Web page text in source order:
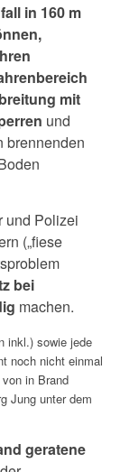
in 160 m
mit
und
brennenden
und Polizei
(„fiese
bei
machen.
inkl.) sowie jede
noch nicht einmal
in Brand
Jung unter dem
geratene